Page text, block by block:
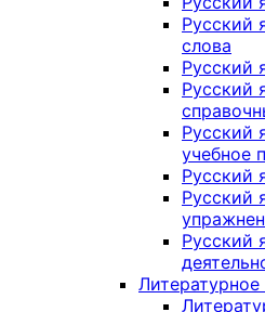
Русский
слова
Русский
Русский
Русский
учебное
Русский
Русский
Русский
Литературное